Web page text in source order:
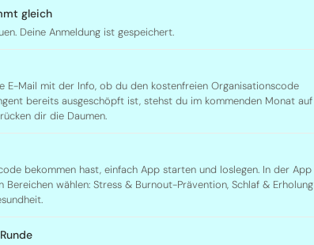
gleich
Deine Anmeldung ist gespeichert.
E-Mail mit der Info, ob du den kostenfreien Organisationscode
bereits ausgeschöpft ist, stehst du im kommenden Monat auf
dir die Daumen.
bekommen hast, einfach App starten und loslegen. In der App
Bereichen wählen: Stress & Burnout-Prävention, Schlaf & Erholung